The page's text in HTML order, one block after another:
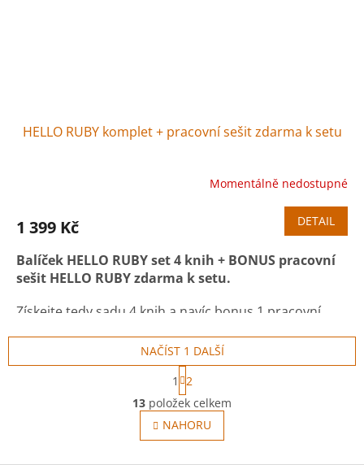
HELLO RUBY komplet + pracovní sešit zdarma k setu
Momentálně nedostupné
1 399 Kč DETAIL
Balíček HELLO RUBY set 4 knih + BONUS pracovní
sešit HELLO RUBY zdarma k setu.
Získejte tedy sadu 4 knih a navíc bonus 1 pracovní
(celkem ušetříte 99,- Kč).
1x HELLO RUBY - Dobrodružné programování
1x HELLO RUBY - Velká cesta do nitra počítače
1x HELLO RUBY - Výprava do internetu
1x HELLO RUBY - Robot jde do školy
O
v
l
á
NAČÍST 1 DALŠÍ
S
t
r
á
n
k
1
2
13 položek celkem
NAHORU